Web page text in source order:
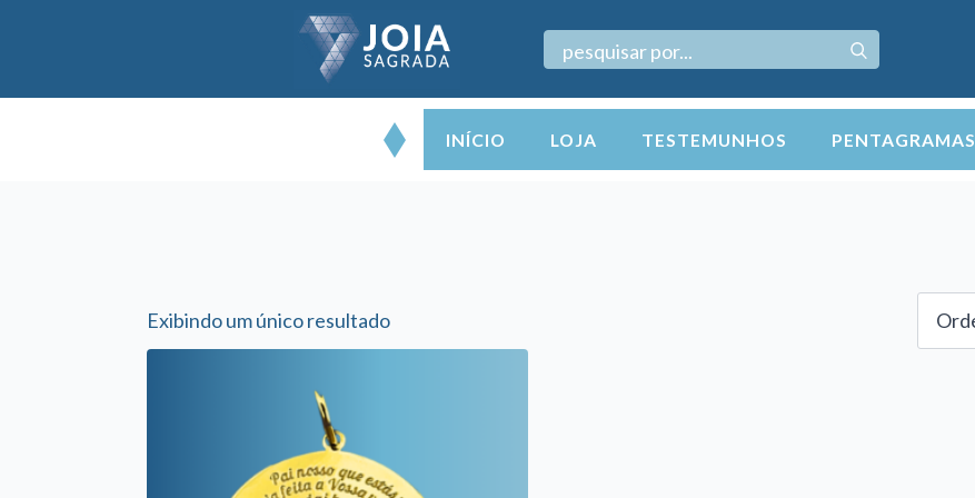
for:
INÍCIO LOJA TESTEMUNHOS PENTAGRAMAS
Exibindo um único resultado